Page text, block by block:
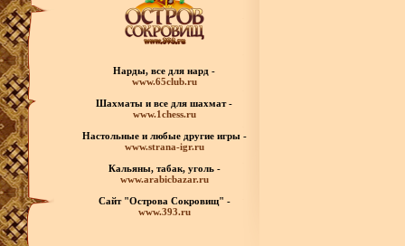
Нарды, все для нард -
www.65club.ru
Шахматы и все для шахмат -
www.1chess.ru
Настольные и любые другие игры -
www.strana-igr.ru
Кальяны, табак, уголь -
www.arabicbazar.ru
Сайт "Острова Сокровищ" -
www.393.ru